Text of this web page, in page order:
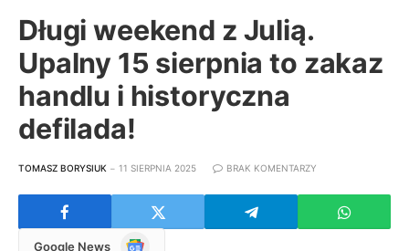
Długi weekend z Julią.
Upalny 15 sierpnia to zakaz
handlu i historyczna
defilada!
TOMASZ BORYSIUK 11 SIERPNIA 2025 BRAK KOMENTARZY
Google News Google